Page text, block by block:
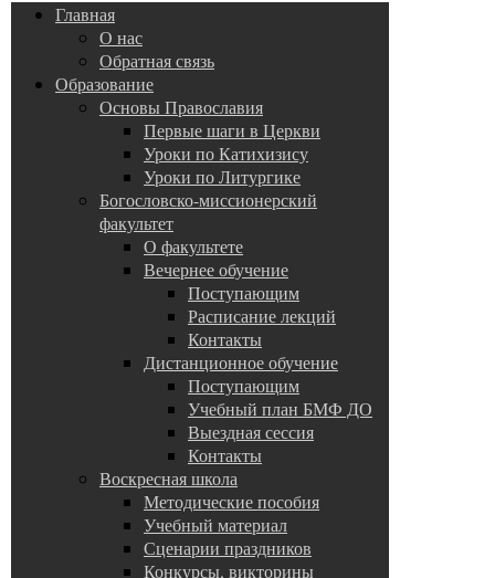
Главная
О нас
Обратная связь
Образование
Основы Православия
Первые шаги в Церкви
Уроки по Катихизису
Уроки по Литургике
Богословско-миссионерский
факультет
О факультете
Вечернее обучение
Поступающим
Расписание лекций
Контакты
Дистанционное обучение
Поступающим
Учебный план БМФ ДО
Выездная сессия
Контакты
Воскресная школа
Методические пособия
Учебный материал
Сценарии праздников
Конкурсы, викторины